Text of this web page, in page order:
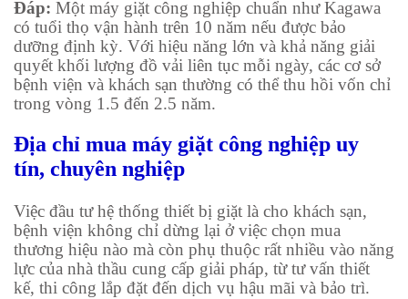
Đáp: Một máy giặt công nghiệp chuẩn như Kagawa
có tuổi thọ vận hành trên 10 năm nếu được bảo
dưỡng định kỳ. Với hiệu năng lớn và khả năng giải
quyết khối lượng đồ vải liên tục mỗi ngày, các cơ sở
bệnh viện và khách sạn thường có thể thu hồi vốn chỉ
trong vòng 1.5 đến 2.5 năm.
Địa chỉ mua máy giặt công nghiệp uy
tín, chuyên nghiệp
Việc đầu tư hệ thống thiết bị giặt là cho khách sạn,
bệnh viện không chỉ dừng lại ở việc chọn mua
thương hiệu nào mà còn phụ thuộc rất nhiều vào năng
lực của nhà thầu cung cấp giải pháp, từ tư vấn thiết
kế, thi công lắp đặt đến dịch vụ hậu mãi và bảo trì.